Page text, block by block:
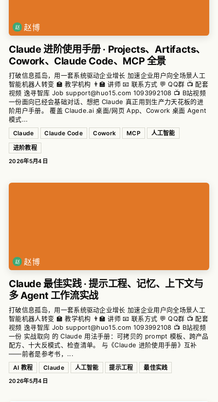
赵博
Claude 进阶使用手册 · Projects、Artifacts、
Cowork、Claude Code、MCP 全景
打破信息孤岛，用一套系统驱动企业增长 加速企业用户向全场景人工
智能机器人转变 🏫 教学机构 👨‍🏫 讲师 📧 联系方式 💬 QQ群 📺 配套
视频 逸寻智库 Job support@huo15.com 1093992108 📺 B站视频
一份面向已经会基础对话、想把 Claude 真正用到生产力天花板的进
阶用户手册。 覆盖 Claude.ai 桌面/网页 App、Cowork 桌面 Agent
模式...
Claude Claude Code Cowork MCP 人工智能
进阶教程
2026年5月4日
赵博
Claude 最佳实践 · 提示工程、记忆、上下文与
多 Agent 工作流实战
打破信息孤岛，用一套系统驱动企业增长 加速企业用户向全场景人工
智能机器人转变 🏫 教学机构 👨‍🏫 讲师 📧 联系方式 💬 QQ群 📺 配套
视频 逸寻智库 Job support@huo15.com 1093992108 📺 B站视频
一份 实战取向 的 Claude 用法手册：可拷贝的 prompt 模板、跨产品
配方、十大反模式、检查清单。 与《Claude 进阶使用手册》互补
——前者是参考书，...
AI 教程 Claude 人工智能 提示工程 最佳实践
2026年5月4日